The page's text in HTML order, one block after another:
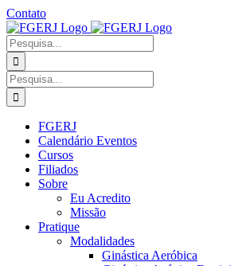
Ir
para
o
conteúdo
Contato
Facebook
Instagram
YouTube
Facebook
Grupo
Procurar
por:
Procurar
por:
FGERJ
Calendário Eventos
Cursos
Filiados
Sobre
Eu Acredito
Missão
Pratique
Modalidades
Ginástica Aeróbica